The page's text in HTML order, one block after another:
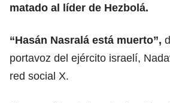
matado al líder de Hezbolá.
“Hasán Nasralá está muerto”,
portavoz del ejército israelí,
red social X.